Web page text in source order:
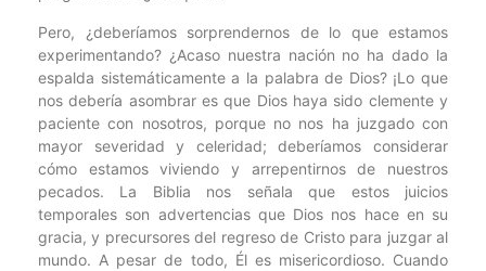
Pero, ¿deberíamos sorprendernos de lo que estamos
experimentando? ¿Acaso nuestra nación no ha dado la
espalda sistemáticamente a la palabra de Dios? ¡Lo que
nos debería asombrar es que Dios haya sido clemente y
paciente con nosotros, porque no nos ha juzgado con
mayor severidad y celeridad; deberíamos considerar
cómo estamos viviendo y arrepentirnos de nuestros
pecados. La Biblia nos señala que estos juicios
temporales son advertencias que Dios nos hace en su
gracia, y precursores del regreso de Cristo para juzgar al
mundo. A pesar de todo, Él es misericordioso. Cuando